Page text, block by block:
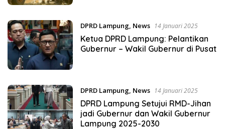
DPRD Lampung, News 14 Januari 2025
Ketua DPRD Lampung: Pelantikan
Gubernur – Wakil Gubernur di Pusat
DPRD Lampung, News 14 Januari 2025
DPRD Lampung Setujui RMD-Jihan
jadi Gubernur dan Wakil Gubernur
Lampung 2025-2030